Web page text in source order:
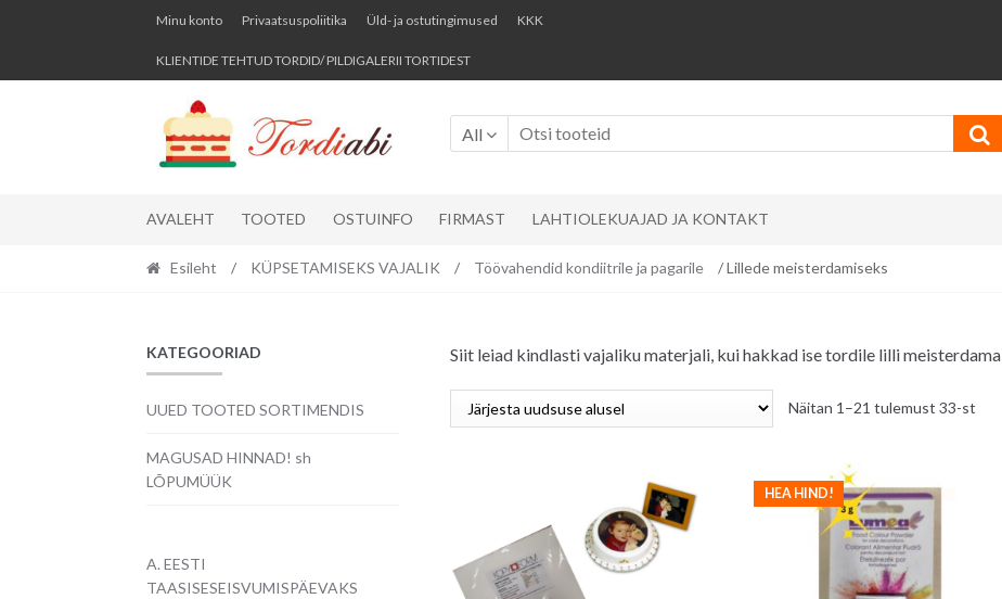
Skip
navigation
Skip
content
Minu konto Privaatsuspoliitika Üld- ja ostutingimused KKK
KLIENTIDE TEHTUD TORDID/ PILDIGALERII TORTIDEST
All
AVALEHT TOOTED OSTUINFO FIRMAST LAHTIOLEKUAJAD JA KONTAKT
Esileht / KÜPSETAMISEKS VAJALIK / Töövahendid kondiitrile ja pagarile / Lillede meisterdamiseks
Siit leiad kindlasti vajaliku materjali, kui hakkad ise tordile lilli meisterdama
Näitan 1–21 tulemust 33-st
HEA HIND!
KATEGOORIAD
UUED TOOTED SORTIMENDIS
MAGUSAD HINNAD! sh
LÕPUMÜÜK
A. EESTI
TAASISESEISVUMISPÄEVAKS